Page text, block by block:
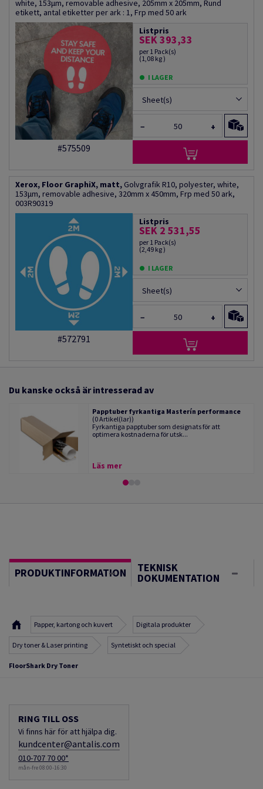
white, 153µm, removable adhesive, 205mm x 205mm, Rund
etikett, antal etiketter per ark : 1, Frp med 50 ark
#575509
Listpris
SEK 393,33
per 1 Pack(s)
(1,08 kg )
I LAGER
Sheet(s)
− +
Xerox, Floor GraphiX, matt, Golvgrafik R10, polyester, white,
153µm, removable adhesive, 320mm x 450mm, Frp med 50 ark,
003R90319
#572791
Listpris
SEK 2 531,55
per 1 Pack(s)
(2,49 kg )
I LAGER
Sheet(s)
− +
Du kanske också är intresserad av
Papptuber fyrkantiga Masterín performance
(0 Artikel(lar))
Fyrkantiga papptuber som designats för att
optimera kostnaderna för utsk...
Läs mer
PRODUKTINFORMATION TEKNISK
DOKUMENTATION
Papper, kartong och kuvert Digitala produkter
Dry toner & Laser printing Syntetiskt och special
FloorShark Dry Toner
RING TILL OSS
Vi finns här för att hjälpa dig.
kundcenter@antalis.com
010-707 70 00*
mån-fre 08:00-16:30